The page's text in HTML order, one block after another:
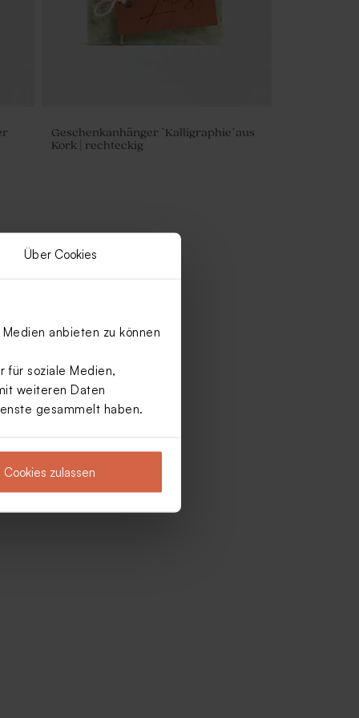
Über Cookies
anbieten zu können
für soziale Medien,
weiteren Daten
gesammelt haben.
Cookies zulassen
Geschenkanhänger `Kalligraphie´aus
Kork | rechteckig